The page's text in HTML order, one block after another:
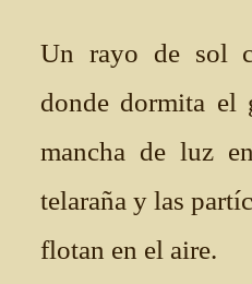
Un rayo de sol
donde dormita el
mancha de luz
telaraña y las
flotan en el aire.